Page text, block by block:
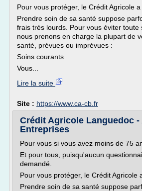
Pour vous protéger, le Crédit Agricole
Prendre soin de sa santé suppose
frais très lourds. Pour vous éviter toute
nous prenons en charge la plupart de
santé, prévues ou imprévues :
Soins courants
Vous...
Lire la suite
Site : https://www.ca-cb.fr
Crédit Agricole Languedoc -
Entreprises
Pour vous si vous avez moins de 75
Et pour tous, puisqu'aucun
demandé.
Pour vous protéger, le Crédit Agricole
Prendre soin de sa santé suppose